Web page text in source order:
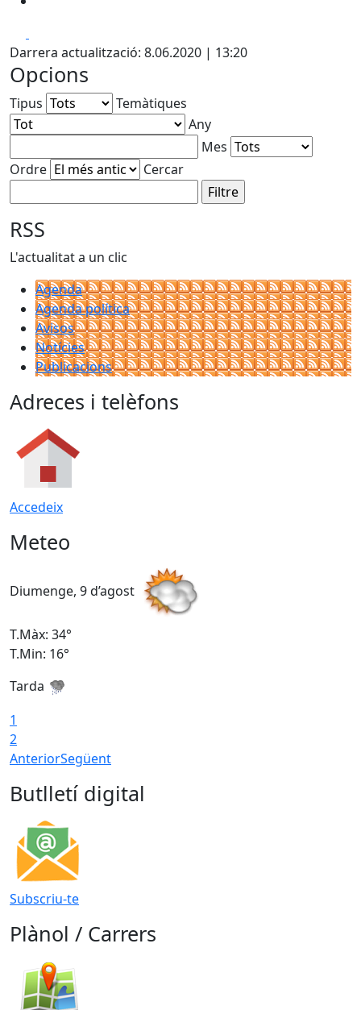
Darrera actualització: 8.06.2020 | 13:20
Opcions
Tipus
Temàtiques
Any
Mes
Ordre
Cercar
RSS
L'actualitat a un clic
Agenda
Agenda política
Avisos
Notícies
Publicacions
Adreces i telèfons
Accedeix
Meteo
Diumenge, 9 d’agost
T.Màx: 34°
T.Min: 16°
Tarda
1
2
AnteriorSegüent
Butlletí digital
Subscriu-te
Plànol / Carrers